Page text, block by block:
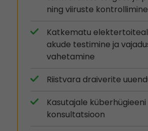
ning viiruste kontrollimine
Katkematu
akude testimine ja
vahetamine
Riistvara draiverite
Kasutajale küberhügieeni
konsultatsioon